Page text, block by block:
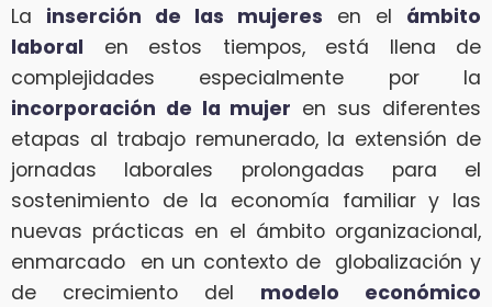
La inserción de las mujeres en el ámbito
laboral en estos tiempos, está llena de
complejidades especialmente por la
incorporación de la mujer en sus diferentes
etapas al trabajo remunerado, la extensión de
jornadas laborales prolongadas para el
sostenimiento de la economía familiar y las
nuevas prácticas en el ámbito organizacional,
enmarcado en un contexto de globalización y
de crecimiento del modelo económico